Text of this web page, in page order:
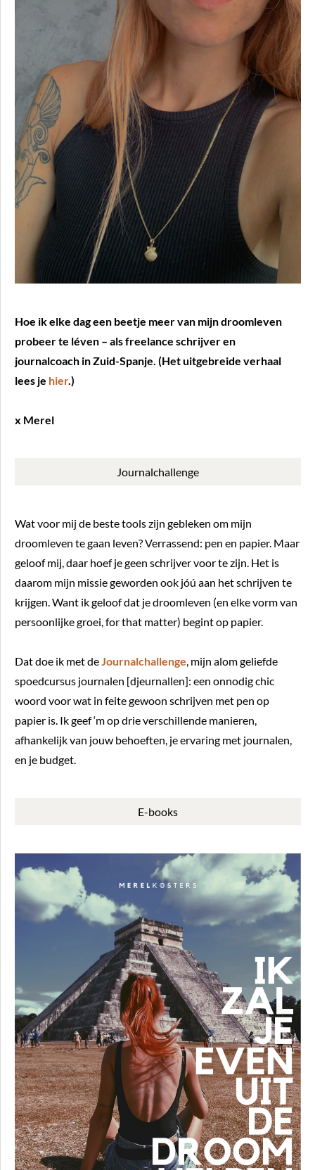
Hoe ik elke dag een beetje meer van mijn droomleven
probeer te léven – als freelance schrijver en
journalcoach in Zuid-Spanje. (Het uitgebreide verhaal
lees je hier.)
x Merel
Journalchallenge
Wat voor mij de beste tools zijn gebleken om mijn
droomleven te gaan leven? Verrassend: pen en papier. Maar
geloof mij, daar hoef je geen schrijver voor te zijn. Het is
daarom mijn missie geworden ook jóú aan het schrijven te
krijgen. Want ik geloof dat je droomleven (en elke vorm van
persoonlijke groei, for that matter) begint op papier.
Dat doe ik met de Journalchallenge , mijn alom geliefde
spoedcursus journalen [djeurnallen]: een onnodig chic
woord voor wat in feite gewoon schrijven met pen op
papier is. Ik geef ‘m op drie verschillende manieren,
afhankelijk van jouw behoeften, je ervaring met journalen,
en je budget.
E-books